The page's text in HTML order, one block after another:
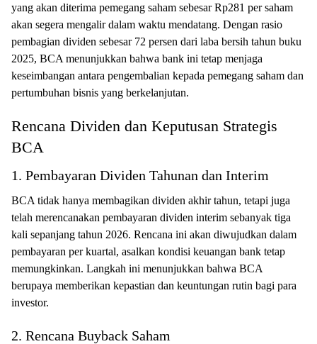
yang akan diterima pemegang saham sebesar Rp281 per saham
akan segera mengalir dalam waktu mendatang. Dengan rasio
pembagian dividen sebesar 72 persen dari laba bersih tahun buku
2025, BCA menunjukkan bahwa bank ini tetap menjaga
keseimbangan antara pengembalian kepada pemegang saham dan
pertumbuhan bisnis yang berkelanjutan.
Rencana Dividen dan Keputusan Strategis
BCA
1. Pembayaran Dividen Tahunan dan Interim
BCA tidak hanya membagikan dividen akhir tahun, tetapi juga
telah merencanakan pembayaran dividen interim sebanyak tiga
kali sepanjang tahun 2026. Rencana ini akan diwujudkan dalam
pembayaran per kuartal, asalkan kondisi keuangan bank tetap
memungkinkan. Langkah ini menunjukkan bahwa BCA
berupaya memberikan kepastian dan keuntungan rutin bagi para
investor.
2. Rencana Buyback Saham